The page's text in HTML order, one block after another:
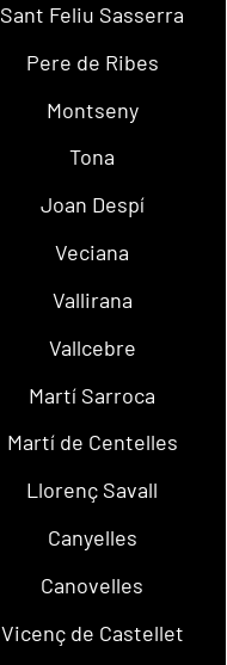
Sant Feliu Sasserra
Pere de Ribes
Montseny
Tona
Joan Despí
Veciana
Vallirana
Vallcebre
Martí Sarroca
Martí de Centelles
Llorenç Savall
Canyelles
Canovelles
Vicenç de Castellet